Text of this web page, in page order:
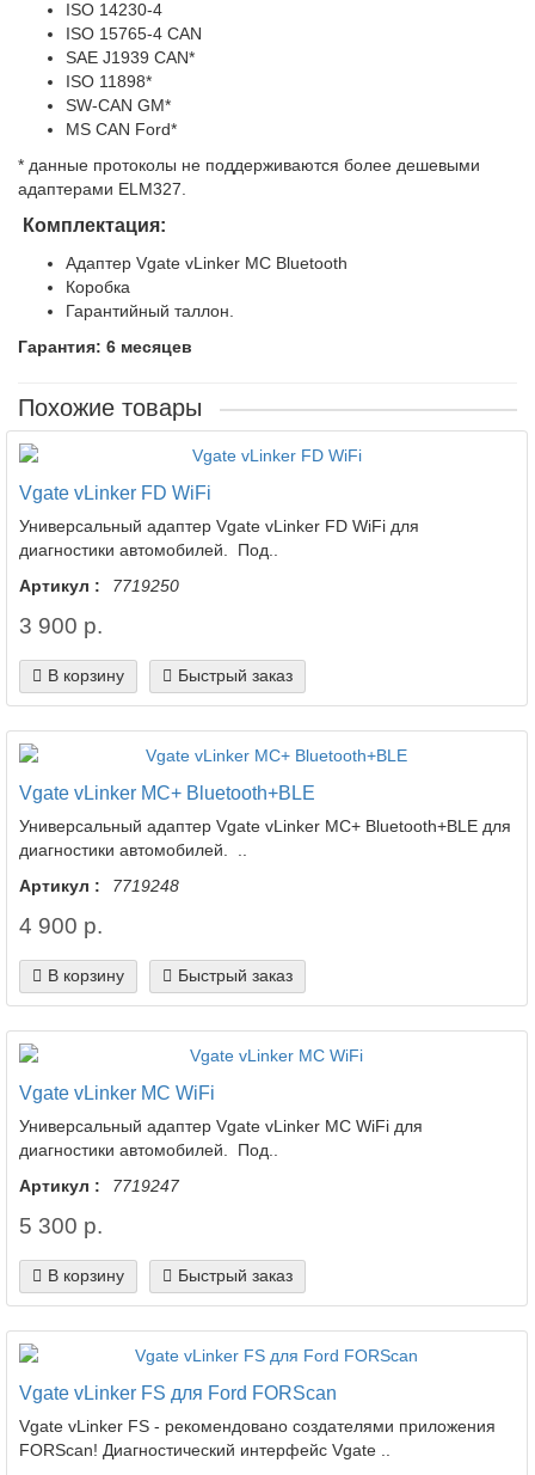
ISO 14230-4
ISO 15765-4 CAN
SAE J1939 CAN*
ISO 11898*
SW-CAN GM*
MS CAN Ford*
* данные протоколы не поддерживаются более дешевыми
адаптерами ELM327.
Комплектация:
Адаптер Vgate vLinker MC Bluetooth
Коробка
Гарантийный таллон.
Гарантия: 6 месяцев
Похожие товары
Vgate vLinker FD WiFi
Универсальный адаптер Vgate vLinker FD WiFi для
диагностики автомобилей. Под..
Артикул :
7719250
3 900 р.
В корзину Быстрый заказ
Vgate vLinker MC+ Bluetooth+BLE
Универсальный адаптер Vgate vLinker MC+ Bluetooth+BLE для
диагностики автомобилей. ..
Артикул :
7719248
4 900 р.
В корзину Быстрый заказ
Vgate vLinker MC WiFi
Универсальный адаптер Vgate vLinker MC WiFi для
диагностики автомобилей. Под..
Артикул :
7719247
5 300 р.
В корзину Быстрый заказ
Vgate vLinker FS для Ford FORScan
Vgate vLinker FS - рекомендовано создателями приложения
FORScan! Диагностический интерфейс Vgate ..